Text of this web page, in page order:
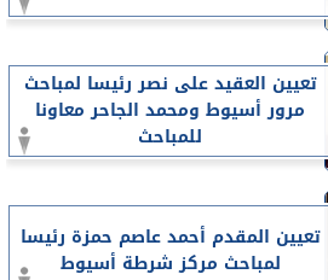
تعيين العقيد على نصر رئيسا لمباحث
مرور أسيوط ومحمد الجاحر معاونا
للمباحث
تعيين المقدم أحمد عاصم حمزة رئيسا
لمباحث مركز شرطة أسيوط